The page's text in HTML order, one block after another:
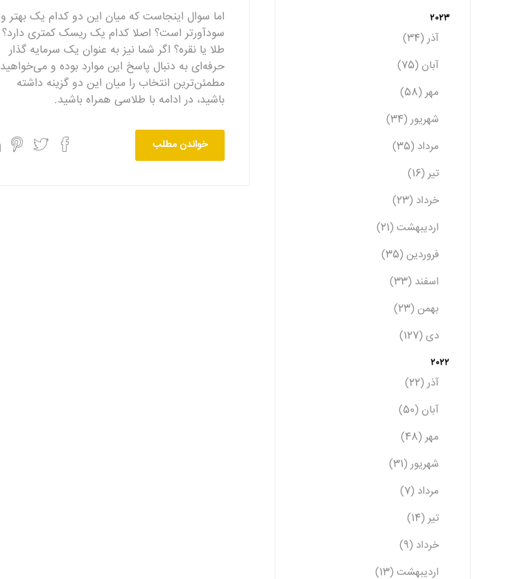
اما سوال اینجاست که میان این دو کدام‌ یک‌ بهتر و
سودآورتر است؟ اصلا کدام یک ریسک‌ کمتری دارد؟
طلا یا نقره؟ اگر شما نیز به عنوان یک سرمایه گذار
حرفه‌ای به دنبال پاسخ این موارد بوده و می‌خواهید
مطمئن‌ترین انتخاب را میان این دو گزینه داشته
باشید، در ادامه با طلاسی همراه باشید.
خواندن مطلب
2023
آذر (34)
آبان (75)
مهر (58)
شهریور (34)
مرداد (35)
تیر (16)
خرداد (23)
اردیبهشت (21)
فروردین (35)
اسفند (33)
بهمن (23)
دی (127)
2022
آذر (22)
آبان (50)
مهر (48)
شهریور (31)
مرداد (7)
تیر (14)
خرداد (9)
اردیبهشت (13)